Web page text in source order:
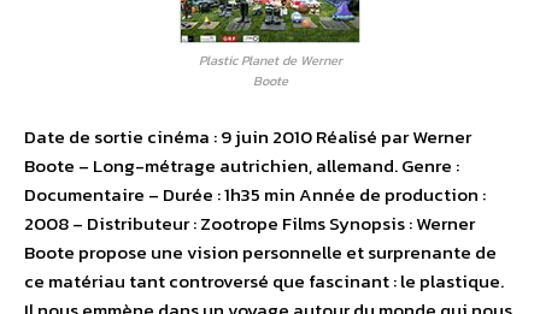
Plastic Planet de Werner
Boote
Date de sortie cinéma : 9 juin 2010 Réalisé par Werner
Boote – Long-métrage autrichien, allemand. Genre :
Documentaire – Durée : 1h35 min Année de production :
2008 – Distributeur : Zootrope Films Synopsis : Werner
Boote propose une vision personnelle et surprenante de
ce matériau tant controversé que fascinant : le plastique.